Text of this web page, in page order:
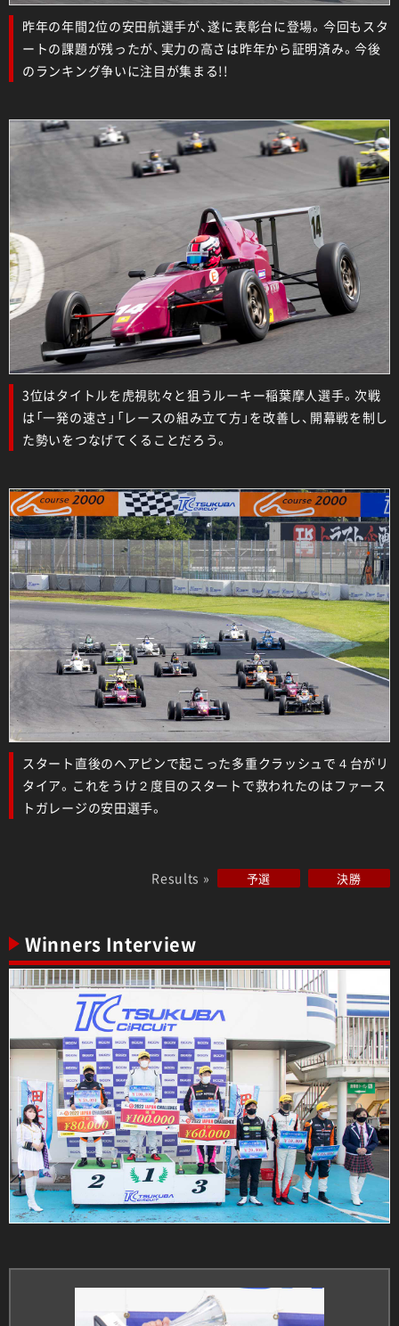
昨年の年間2位の安田航選手が、遂に表彰台に登場。今回もスタ
ートの課題が残ったが、実力の高さは昨年から証明済み。今後
のランキング争いに注目が集まる!!
3位はタイトルを虎視眈々と狙うルーキー稲葉摩人選手。次戦
は「一発の速さ」「レースの組み立て方」を改善し、開幕戦を制し
た勢いをつなげてくることだろう。
スタート直後のヘアピンで起こった多重クラッシュで４台がリ
タイア。これをうけ２度目のスタートで救われたのはファース
トガレージの安田選手。
Results » 予選 決勝
Winners Interview